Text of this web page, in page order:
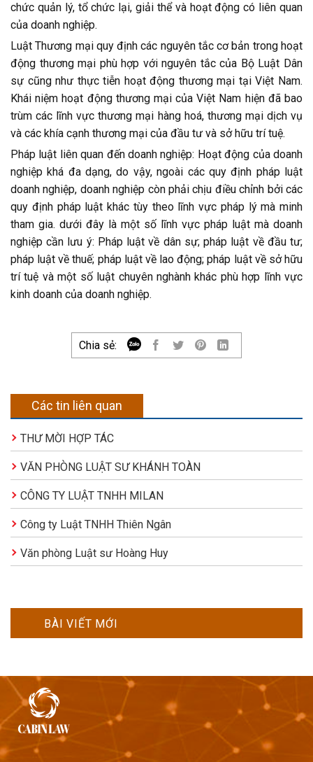
chức quản lý, tổ chức lại, giải thể và hoạt động có liên quan
của doanh nghiệp.
Luật Thương mại quy định các nguyên tắc cơ bản trong hoạt
động thương mại phù hợp với nguyên tắc của Bộ Luật Dân
sự cũng như thực tiễn hoạt động thương mại tại Việt Nam.
Khái niệm hoạt động thương mại của Việt Nam hiện đã bao
trùm các lĩnh vực thương mại hàng hoá, thương mại dịch vụ
và các khía cạnh thương mại của đầu tư và sở hữu trí tuệ.
Pháp luật liên quan đến doanh nghiệp: Hoạt động của doanh
nghiệp khá đa dạng, do vậy, ngoài các quy định pháp luật
doanh nghiệp, doanh nghiệp còn phải chịu điều chỉnh bởi các
quy định pháp luật khác tùy theo lĩnh vực pháp lý mà minh
tham gia. dưới đây là một số lĩnh vực pháp luật mà doanh
nghiệp cần lưu ý: Pháp luật về dân sự; pháp luật về đầu tư;
pháp luật về thuế; pháp luật về lao động; pháp luật về sở hữu
trí tuệ và một số luật chuyên nghành khác phù hợp lĩnh vực
kinh doanh của doanh nghiệp.
Chia sẻ:
Các tin liên quan
THƯ MỜI HỢP TÁC
VĂN PHÒNG LUẬT SƯ KHÁNH TOÀN
CÔNG TY LUẬT TNHH MILAN
Công ty Luật TNHH Thiên Ngân
Văn phòng Luật sư Hoàng Huy
BÀI VIẾT MỚI